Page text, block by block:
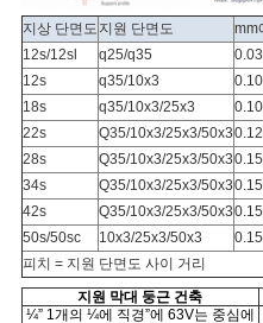
PRIVACY
POLICY
지상 단면도 지원 단면도 mm
12s/12sl
q25/q35
12s
q35/10x3
18s
q35/10x3/25x3
22s
Q35/10x3/25x3/50x3
28s
Q35/10x3/25x3/50x3
34s
Q35/10x3/25x3/50x3
42s
Q35/10x3/25x3/50x3
50s/50sc
10x3/25x3/50x3
피치 = 지원 단면도 사이 거리
지원 막대 둥근 건축
¼” 1개의 ¼에 직경”에 63V는 중심에